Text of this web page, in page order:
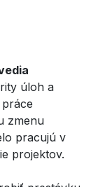
úloh a
zmenu
pracujú v
projektov.